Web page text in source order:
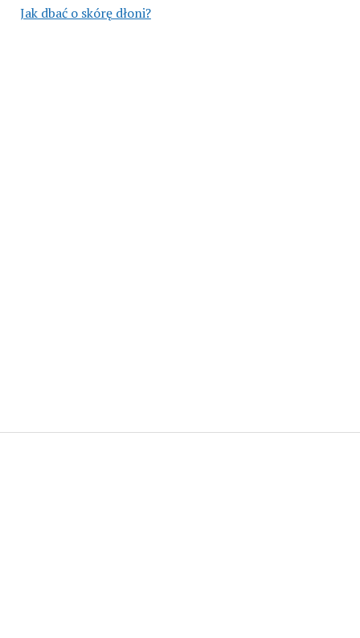
Jak dbać o skórę dłoni?